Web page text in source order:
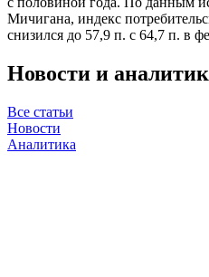
Мичигана, индекс
снизился до 57,9 п. с 64,7 п. в
Новости и
Все статьи
Новости
Аналитика